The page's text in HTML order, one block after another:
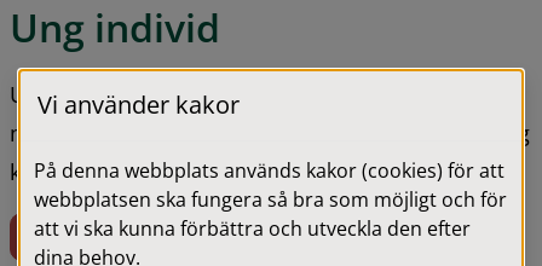
Ung individ
Ung individ är en verksamhet som hjälper dig
mellan 13 och 25 år att få stöd, råd och behandling
kring alkohol och droger.
Lämna sidan snabbt!
Vi använder kakor
På denna webbplats används kakor (cookies) för att
webbplatsen ska fungera så bra som möjligt och för
att vi ska kunna förbättra och utveckla den efter
dina behov.